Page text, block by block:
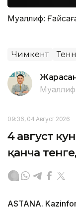
Муаллиф:
Чимкент
Муаллиф
09:36, 04 Август 2026
4 август
қанча
ASTANA.